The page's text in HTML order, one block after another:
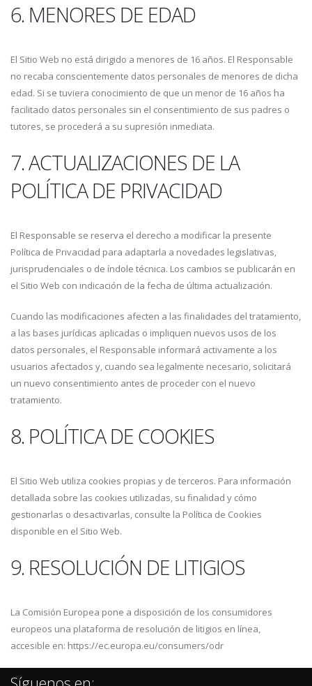
6. MENORES DE EDAD
El Sitio Web no está dirigido a menores de 16 años. El Responsable
no recaba conscientemente datos personales de menores de dicha
edad. Si se tuviera conocimiento de que un menor de 16 años ha
facilitado datos personales sin el consentimiento de sus padres o
tutores, se procederá a su supresión inmediata.
7. ACTUALIZACIONES DE LA
POLÍTICA DE PRIVACIDAD
El Responsable se reserva el derecho a modificar la presente
Política de Privacidad para adaptarla a novedades legislativas,
jurisprudenciales o de índole técnica. Los cambios se publicarán en
el Sitio Web con indicación de la fecha de última actualización.
Cuando las modificaciones afecten a las finalidades del tratamiento,
a las bases jurídicas aplicadas o impliquen nuevos usos de los
datos personales, el Responsable informará activamente a los
usuarios afectados y, cuando sea legalmente necesario, solicitará
un nuevo consentimiento antes de proceder con el nuevo
tratamiento.
8. POLÍTICA DE COOKIES
El Sitio Web utiliza cookies propias y de terceros. Para información
detallada sobre las cookies utilizadas, su finalidad y cómo
gestionarlas o desactivarlas, consulte la Política de Cookies
disponible en el Sitio Web.
9. RESOLUCIÓN DE LITIGIOS
La Comisión Europea pone a disposición de los consumidores
europeos una plataforma de resolución de litigios en línea,
accesible en: https://ec.europa.eu/consumers/odr